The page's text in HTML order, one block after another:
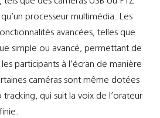
processeur multimédia. Les
avancées, telles que
simple ou avancé, permettant de
participants à l’écran de manière
caméras sont même dotées
qui suit la voix de l’orateur